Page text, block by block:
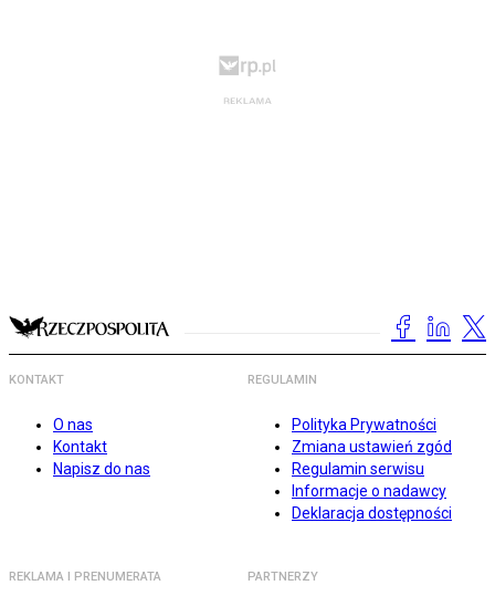
KONTAKT
O nas
Kontakt
Napisz do nas
REGULAMIN
Polityka Prywatności
Zmiana ustawień zgód
Regulamin serwisu
Informacje o nadawcy
Deklaracja dostępności
REKLAMA I PRENUMERATA PARTNERZY